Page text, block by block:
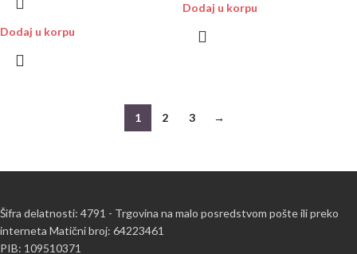
Dodaj u korpu
Dodaj u korpu
1 2 3 →
Šifra delatnosti: 4791 - Trgovina na malo posredstvom pošte ili preko
interneta Matični broj: 64223461
PIB: 109510371